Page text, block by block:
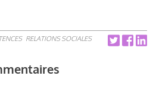
RELATIONS SOCIALES